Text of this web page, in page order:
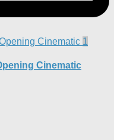
1
Cinematic